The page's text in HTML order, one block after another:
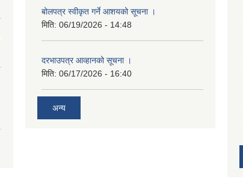
बोलपत्र स्वीकृत गर्ने आशयको सूचना ।
मिति: 06/19/2026 - 14:48
दरभाउपत्र आव्हानको सूचना ।
मिति: 06/17/2026 - 16:40
अन्य